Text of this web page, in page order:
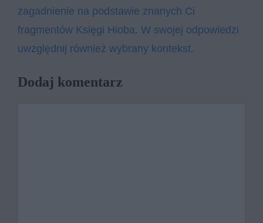
zagadnienie na podstawie znanych Ci
fragmentów Księgi Hioba. W swojej odpowiedzi
uwzględnij również wybrany kontekst.
Dodaj komentarz